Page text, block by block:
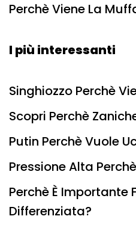
Perchè Viene La
I più interessanti
Singhiozzo Perchè
Scopri Perchè
Putin Perchè Vuole
Pressione Alta
Perchè È Importante
Differenziata?